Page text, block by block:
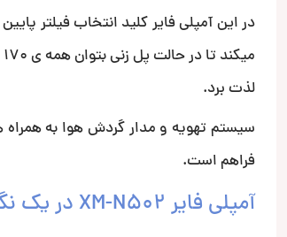
لذت برد.
فراهم است.
آمپلی فایر XM-N502 در یک نگاه